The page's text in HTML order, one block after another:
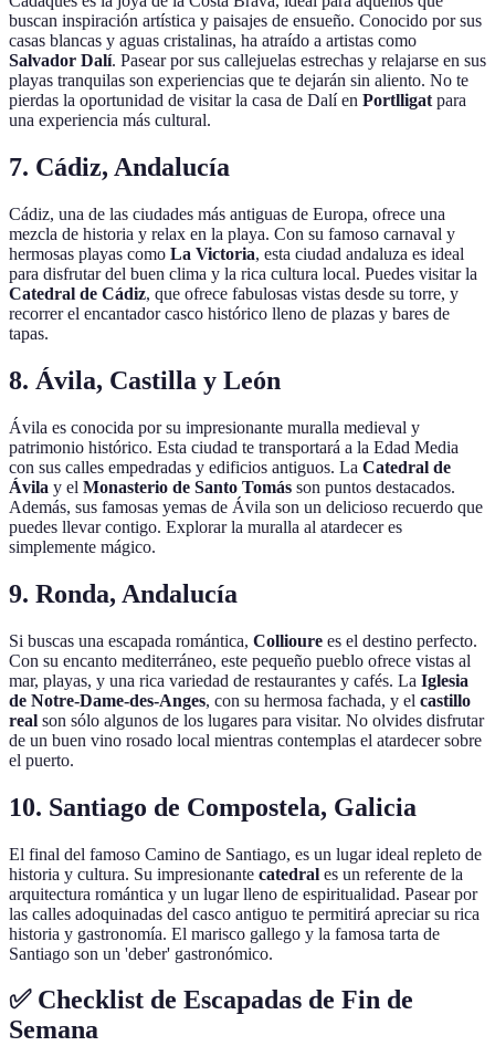
buscan inspiración artística y paisajes de ensueño. Conocido por sus
casas blancas y aguas cristalinas, ha atraído a artistas como
Salvador Dalí. Pasear por sus callejuelas estrechas y relajarse en sus
playas tranquilas son experiencias que te dejarán sin aliento. No te
pierdas la oportunidad de visitar la casa de Dalí en Portlligat para
una experiencia más cultural.
7. Cádiz, Andalucía
Cádiz, una de las ciudades más antiguas de Europa, ofrece una
mezcla de historia y relax en la playa. Con su famoso carnaval y
hermosas playas como La Victoria, esta ciudad andaluza es ideal
para disfrutar del buen clima y la rica cultura local. Puedes visitar la
Catedral de Cádiz, que ofrece fabulosas vistas desde su torre, y
recorrer el encantador casco histórico lleno de plazas y bares de
tapas.
8. Ávila, Castilla y León
Ávila es conocida por su impresionante muralla medieval y
patrimonio histórico. Esta ciudad te transportará a la Edad Media
con sus calles empedradas y edificios antiguos. La Catedral de
Ávila y el Monasterio de Santo Tomás son puntos destacados.
Además, sus famosas yemas de Ávila son un delicioso recuerdo que
puedes llevar contigo. Explorar la muralla al atardecer es
simplemente mágico.
9. Ronda, Andalucía
Si buscas una escapada romántica, Collioure es el destino perfecto.
Con su encanto mediterráneo, este pequeño pueblo ofrece vistas al
mar, playas, y una rica variedad de restaurantes y cafés. La Iglesia
de Notre-Dame-des-Anges, con su hermosa fachada, y el castillo
real son sólo algunos de los lugares para visitar. No olvides disfrutar
de un buen vino rosado local mientras contemplas el atardecer sobre
el puerto.
10. Santiago de Compostela, Galicia
El final del famoso Camino de Santiago, es un lugar ideal repleto de
historia y cultura. Su impresionante catedral es un referente de la
arquitectura romántica y un lugar lleno de espiritualidad. Pasear por
las calles adoquinadas del casco antiguo te permitirá apreciar su rica
historia y gastronomía. El marisco gallego y la famosa tarta de
Santiago son un 'deber' gastronómico.
✅ Checklist de Escapadas de Fin de
Semana